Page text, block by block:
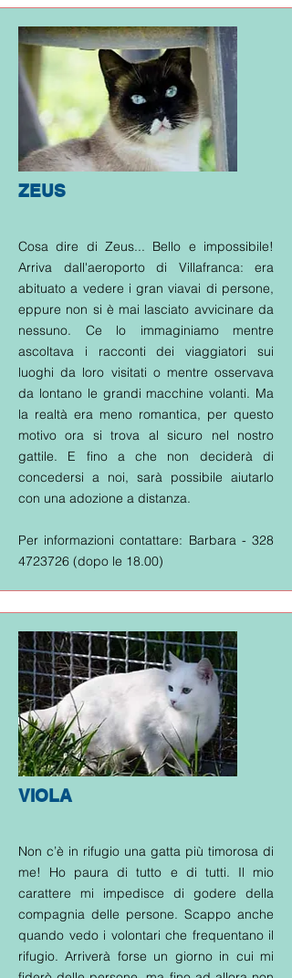
ZEUS
Cosa dire di Zeus... Bello e impossibile!
Arriva dall'aeroporto di Villafranca: era
abituato a vedere i gran viavai di persone,
eppure non si è mai lasciato avvicinare da
nessuno. Ce lo immaginiamo mentre
ascoltava i racconti dei viaggiatori sui
luoghi da loro visitati o mentre osservava
da lontano le grandi macchine volanti. Ma
la realtà era meno romantica, per questo
motivo ora si trova al sicuro nel nostro
gattile. E fino a che non deciderà di
concedersi a noi, sarà possibile aiutarlo
con una adozione a distanza.
Per informazioni contattare: Barbara - 328
4723726 (dopo le 18.00)
VIOLA
Non c’è in rifugio una gatta più timorosa di
me! Ho paura di tutto e di tutti. Il mio
carattere mi impedisce di godere della
compagnia delle persone. Scappo anche
quando vedo i volontari che frequentano il
rifugio. Arriverà forse un giorno in cui mi